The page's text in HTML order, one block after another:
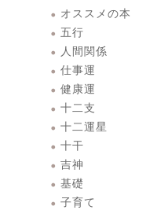
オススメの本
五行
人間関係
仕事運
健康運
十二支
十二運星
十干
吉神
基礎
子育て